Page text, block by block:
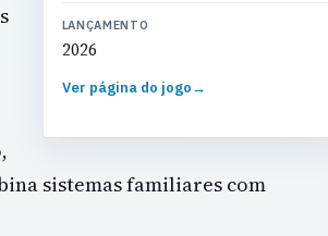
LANÇAMENTO
2026
Ver página do jogo→
sistemas familiares com